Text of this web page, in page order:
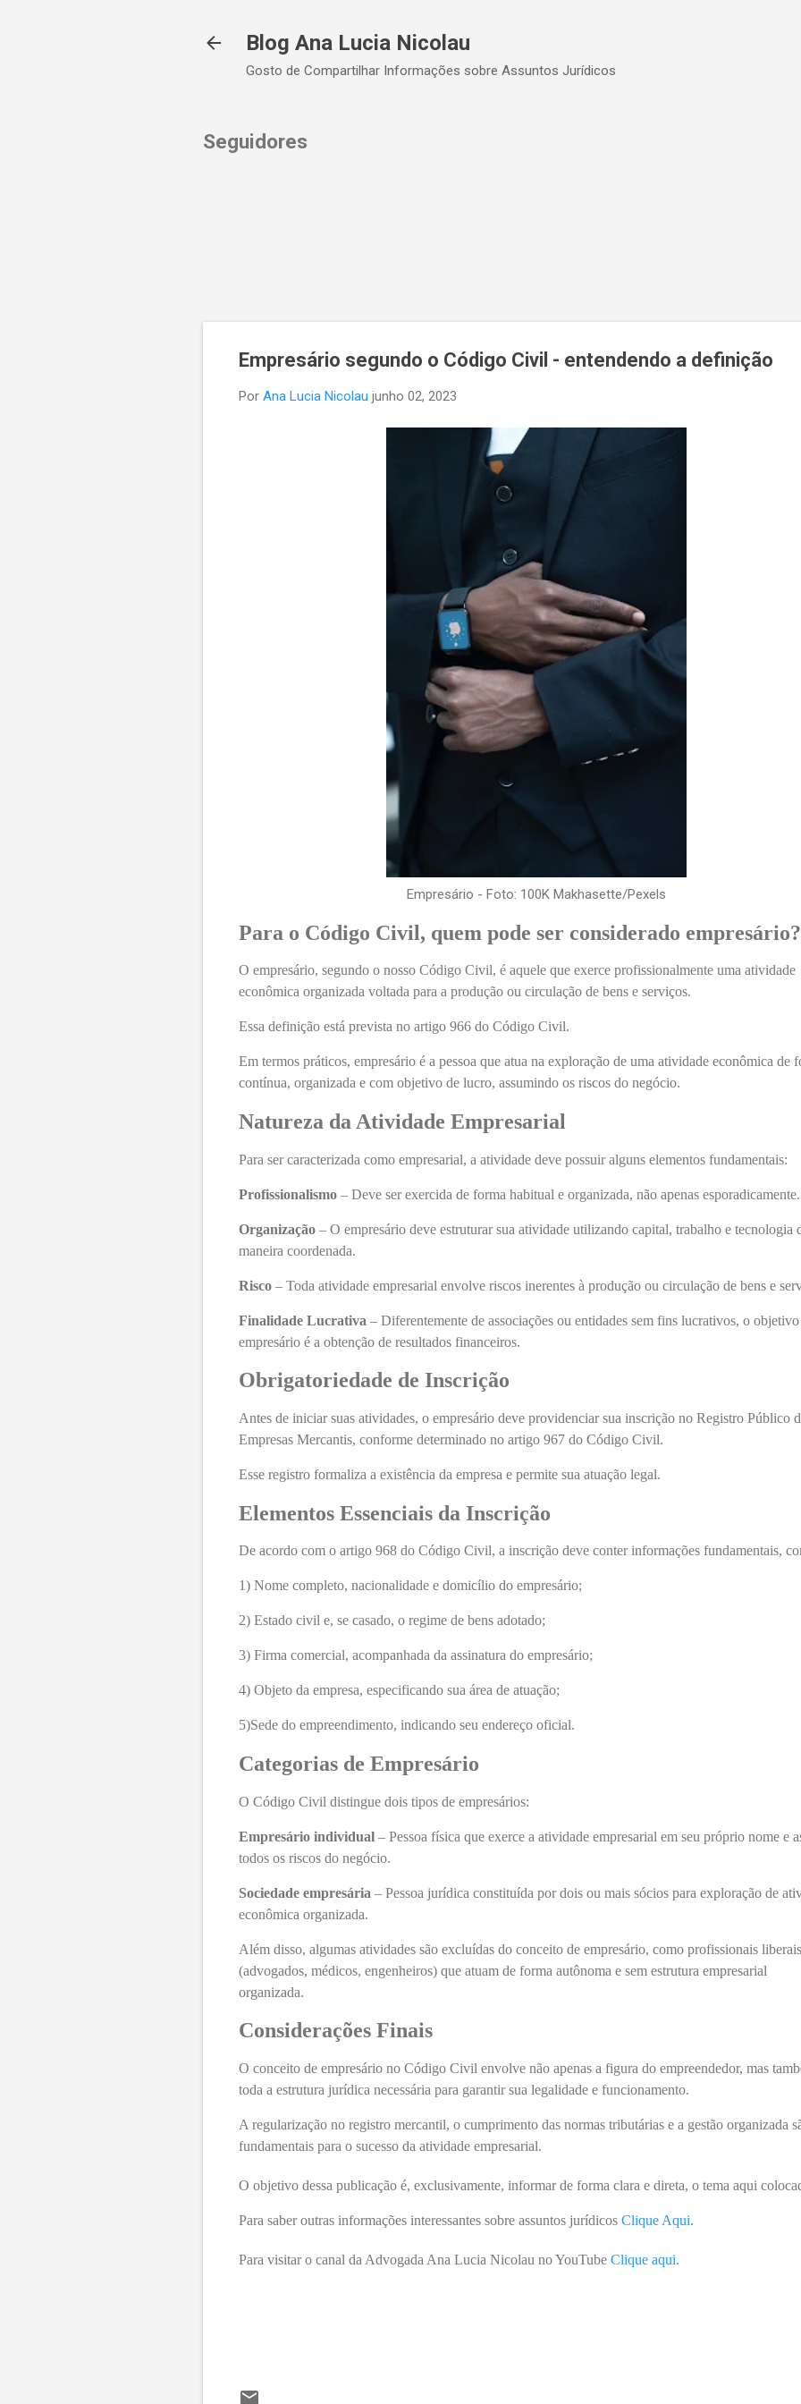
Blog Ana Lucia Nicolau
Gosto de Compartilhar Informações sobre Assuntos Jurídicos
Seguidores
Empresário segundo o Código Civil - entendendo a definição
Por Ana Lucia Nicolau junho 02, 2023
Empresário - Foto: 100K Makhasette/Pexels
Para o Código Civil, quem pode ser considerado empresário?
O empresário, segundo o nosso Código Civil, é aquele que exerce profissionalmente uma atividade
econômica organizada voltada para a produção ou circulação de bens e serviços.
Essa definição está prevista no artigo 966 do Código Civil.
Em termos práticos, empresário é a pessoa que atua na exploração de uma atividade econômica de
contínua, organizada e com objetivo de lucro, assumindo os riscos do negócio.
Natureza da Atividade Empresarial
Para ser caracterizada como empresarial, a atividade deve possuir alguns elementos fundamentais:
Profissionalismo – Deve ser exercida de forma habitual e organizada, não apenas esporadicamente.
Organização – O empresário deve estruturar sua atividade utilizando capital, trabalho e tecnologia
maneira coordenada.
Risco – Toda atividade empresarial envolve riscos inerentes à produção ou circulação de bens e
Finalidade Lucrativa – Diferentemente de associações ou entidades sem fins lucrativos, o
empresário é a obtenção de resultados financeiros.
Obrigatoriedade de Inscrição
Antes de iniciar suas atividades, o empresário deve providenciar sua inscrição no Registro Público
Empresas Mercantis, conforme determinado no artigo 967 do Código Civil.
Esse registro formaliza a existência da empresa e permite sua atuação legal.
Elementos Essenciais da Inscrição
De acordo com o artigo 968 do Código Civil, a inscrição deve conter informações fundamentais,
1) Nome completo, nacionalidade e domicílio do empresário;
2) Estado civil e, se casado, o regime de bens adotado;
3) Firma comercial, acompanhada da assinatura do empresário;
4) Objeto da empresa, especificando sua área de atuação;
5)Sede do empreendimento, indicando seu endereço oficial.
Categorias de Empresário
O Código Civil distingue dois tipos de empresários:
Empresário individual – Pessoa física que exerce a atividade empresarial em seu próprio nome e
todos os riscos do negócio.
Sociedade empresária – Pessoa jurídica constituída por dois ou mais sócios para exploração de
econômica organizada.
Além disso, algumas atividades são excluídas do conceito de empresário, como profissionais liberais
(advogados, médicos, engenheiros) que atuam de forma autônoma e sem estrutura empresarial
organizada.
Considerações Finais
O conceito de empresário no Código Civil envolve não apenas a figura do empreendedor, mas
toda a estrutura jurídica necessária para garantir sua legalidade e funcionamento.
A regularização no registro mercantil, o cumprimento das normas tributárias e a gestão organizada
fundamentais para o sucesso da atividade empresarial.
O objetivo dessa publicação é, exclusivamente, informar de forma clara e direta, o tema aqui
Para saber outras informações interessantes sobre assuntos jurídicos Clique Aqui.
Para visitar o canal da Advogada Ana Lucia Nicolau no YouTube Clique aqui.